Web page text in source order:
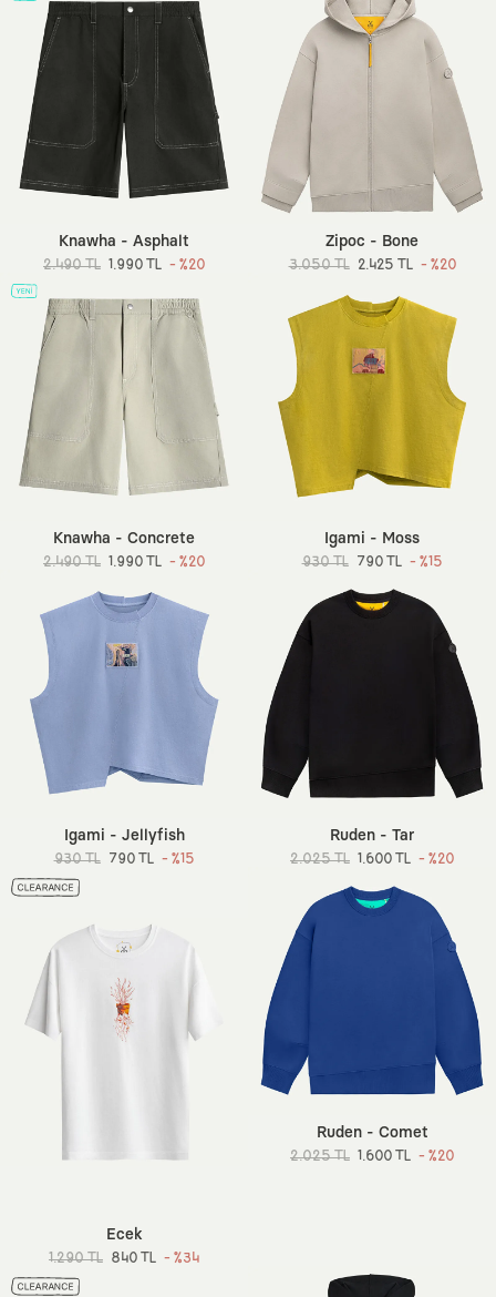
Knawha - Asphalt
2.490 TL 1.990 TL - %20
Zipoc - Bone
3.050 TL 2.425 TL - %20
Knawha - Concrete
2.490 TL 1.990 TL - %20
Igami - Moss
930 TL 790 TL - %15
Igami - Jellyfish
930 TL 790 TL - %15
Ruden - Tar
2.025 TL 1.600 TL - %20
Ecek
1.290 TL 840 TL - %34
Ruden - Comet
2.025 TL 1.600 TL - %20